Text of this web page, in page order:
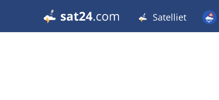
Satelliet